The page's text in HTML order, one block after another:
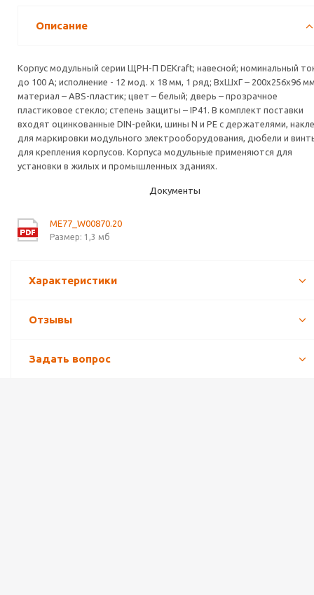
Описание
Корпус модульный серии ЩРН-П DEKraft; навесной; номинальный
до 100 А; исполнение - 12 мод. х 18 мм, 1 ряд; ВхШхГ – 200х256х96
материал – ABS-пластик; цвет – белый; дверь – прозрачное
пластиковое стекло; степень защиты – IP41. В комплект поставки
входят оцинкованные DIN-рейки, шины N и PE с держателями,
для маркировки модульного электрооборудования, дюбели и
для крепления корпусов. Корпуса модульные применяются для
установки в жилых и промышленных зданиях.
Документы
ME77_W00870.20
Размер: 1,3 мб
Характеристики
Отзывы
Задать вопрос